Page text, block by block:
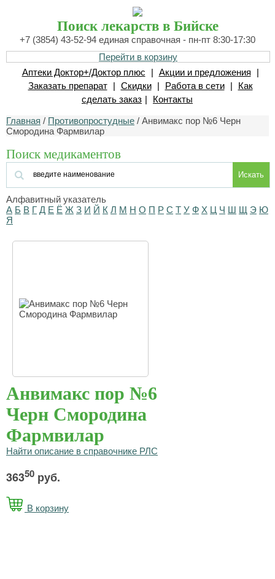
Поиск лекарств в Бийске
+7 (3854) 43-52-94 единая справочная - пн-пт 8:30-17:30
Перейти в корзину
Аптеки Доктор+/Доктор плюс
| Акции и предложения
|
Заказать препарат
| Скидки | Работа в сети |
Как
сделать заказ | Контакты
Главная / Противопростудные / Анвимакс пор №6 Черн
Смородина Фармвилар
Поиск медикаментов
Искать
Алфавитный указатель
А Б В Г Д Е Ё Ж З И Й К Л М Н О П Р С Т У Ф Х Ц Ч Ш Щ Э Ю
Я
Анвимакс пор №6
Черн Смородина
Фармвилар
Найти описание в справочнике РЛС
36350 руб.
В корзину